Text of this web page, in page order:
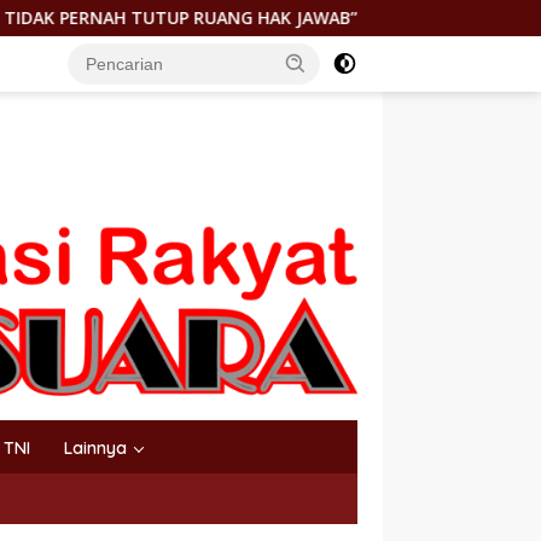
GEGER! JENAZAH DITEMUKAN DI PANTAI KEUREA
TNI Lainnya